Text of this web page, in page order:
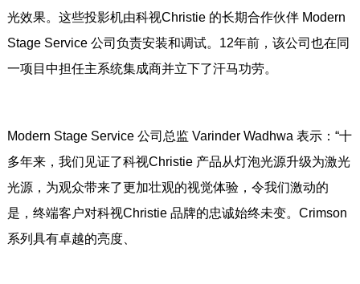
光效果。这些投影机由科视Christie 的长期合作伙伴 Modern
Stage Service 公司负责安装和调试。12年前，该公司也在同
一项目中担任主系统集成商并立下了汗马功劳。
Modern Stage Service 公司总监 Varinder Wadhwa 表示：“十
多年来，我们见证了科视Christie 产品从灯泡光源升级为激光
光源，为观众带来了更加壮观的视觉体验，令我们激动的
是，终端客户对科视Christie 品牌的忠诚始终未变。Crimson
系列具有卓越的亮度、